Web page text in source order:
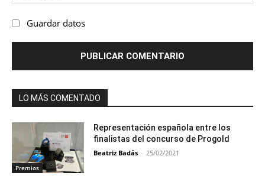
Guardar datos
LO MÁS COMENTADO
Premios
Representación española entre los
finalistas del concurso de Progold
Beatriz Badás - 25/02/2021